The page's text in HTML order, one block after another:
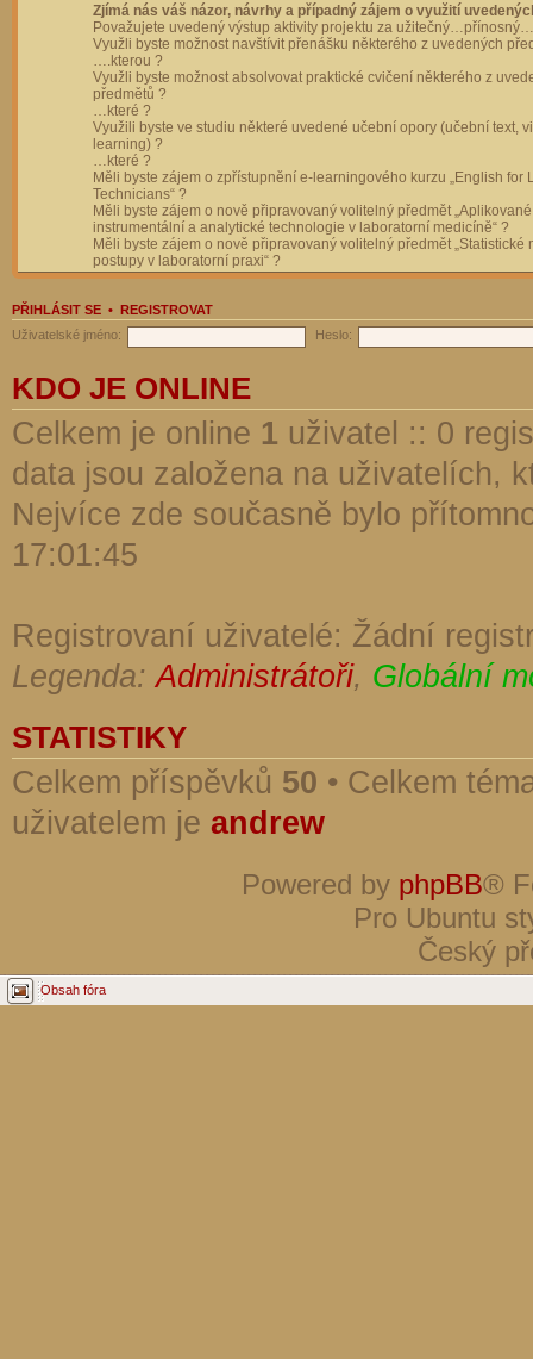
Zjímá nás váš názor, návrhy a případný zájem o využití
Považujete uvedený výstup aktivity projektu za
Využli byste možnost navštívit přenášku některého z uvedených
….kterou ?
Využli byste možnost absolvovat praktické cvičení některého z
předmětů ?
…které ?
Využili byste ve studiu některé uvedené učební opory (učební text,
learning) ?
…které ?
Měli byste zájem o zpřístupnění e-learningového kurzu „English for
Technicians“ ?
Měli byste zájem o nově připravovaný volitelný předmět „Aplikované
instrumentální a analytické technologie v laboratorní medicíně“ ?
Měli byste zájem o nově připravovaný volitelný předmět „Statistické
postupy v laboratorní praxi“ ?
PŘIHLÁSIT SE • REGISTROVAT
Uživatelské jméno:
Heslo:
KDO JE ONLINE
Celkem je online 1 uživatel :: 0
data jsou založena na uživatelích,
Nejvíce zde současně bylo
17:01:45
Registrovaní uživatelé: Žádní
Legenda:Administrátoři, Globální
STATISTIKY
Celkem příspěvků 50 • Celkem
uživatelem je andrew
Powered by phpBB®
Pro Ubuntu
Český
Obsah fóra